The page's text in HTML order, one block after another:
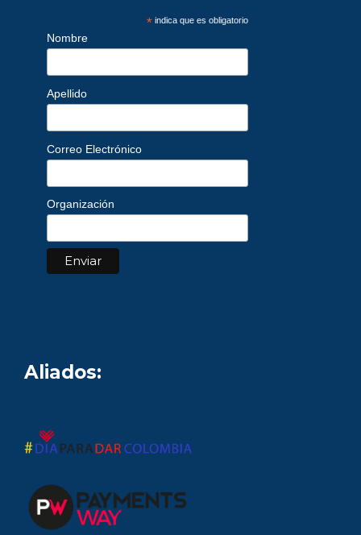
*indica que es obligatorio
Nombre
Apellido
Correo Electrónico
Organización
Aliados: